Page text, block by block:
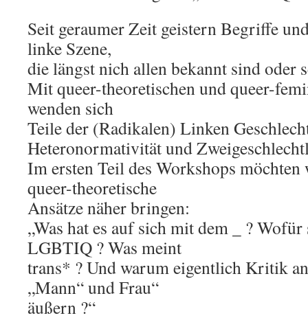
Seit geraumer Zeit geistern Begriffe
linke Szene,
die längst nich allen bekannt sind oder
Mit queer-theoretischen und queer-
wenden sich
Teile der (Radikalen) Linken
Heteronormativität und
Im ersten Teil des Workshops
queer-theoretische
Ansätze näher bringen:
„Was hat es auf sich mit dem _ ?
LGBTIQ ? Was meint
trans* ? Und warum eigentlich Kritik
„Mann“ und Frau“
äußern ?“